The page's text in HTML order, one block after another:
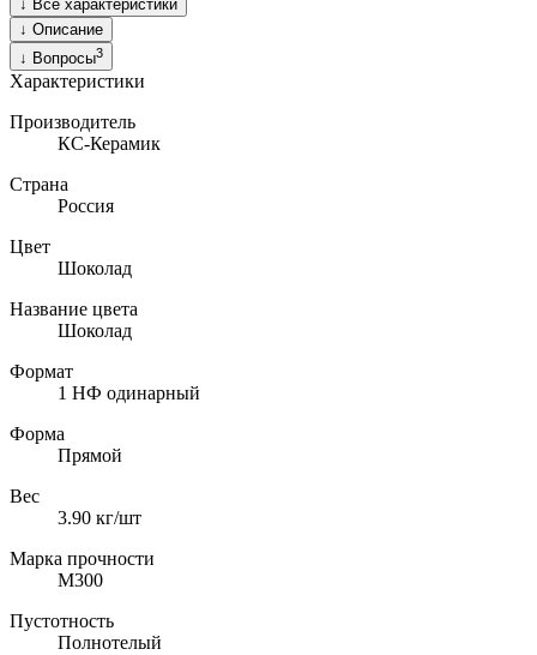
↓ Все характеристики
↓ Описание
↓ Вопросы3
Характеристики
Производитель
КС-Керамик
Страна
Россия
Цвет
Шоколад
Название цвета
Шоколад
Формат
1 НФ одинарный
Форма
Прямой
Вес
3.90 кг/шт
Марка прочности
М300
Пустотность
Полнотелый